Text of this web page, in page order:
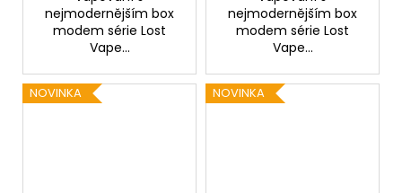
nejmodernějším box
modem série Lost
Vape...
nejmodernějším box
modem série Lost
Vape...
NOVINKA NOVINKA